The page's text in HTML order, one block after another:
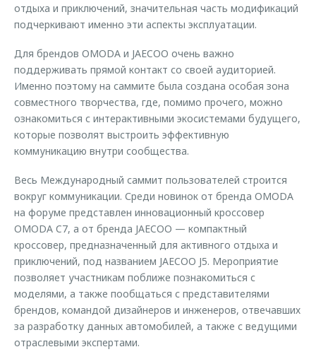
отдыха и приключений, значительная часть модификаций
подчеркивают именно эти аспекты эксплуатации.
Для брендов OMODA и JAECOO очень важно
поддерживать прямой контакт со своей аудиторией.
Именно поэтому на саммите была создана особая зона
совместного творчества, где, помимо прочего, можно
ознакомиться с интерактивными экосистемами будущего,
которые позволят выстроить эффективную
коммуникацию внутри сообщества.
Весь Международный саммит пользователей строится
вокруг коммуникации. Среди новинок от бренда OMODA
на форуме представлен инновационный кроссовер
OMODA C7, а от бренда JAECOO — компактный
кроссовер, предназначенный для активного отдыха и
приключений, под названием JAECOO J5. Мероприятие
позволяет участникам поближе познакомиться с
моделями, а также пообщаться с представителями
брендов, командой дизайнеров и инженеров, отвечавших
за разработку данных автомобилей, а также с ведущими
отраслевыми экспертами.